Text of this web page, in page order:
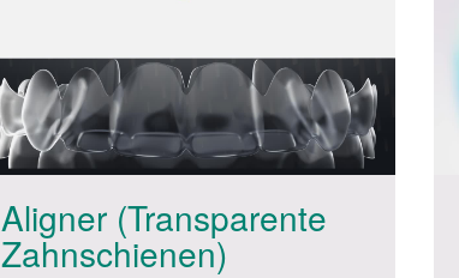
Aligner (Transparente
Zahnschienen)